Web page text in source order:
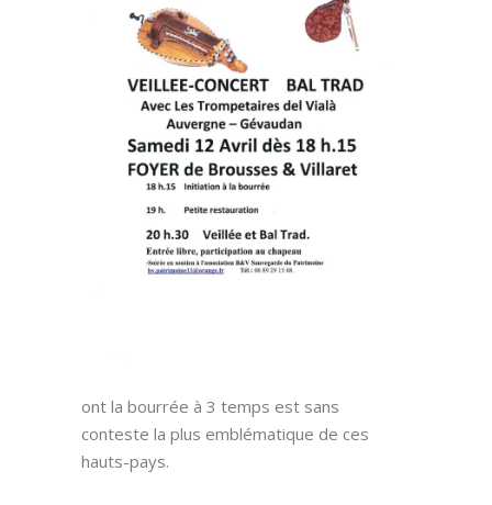
ont la bourrée à 3 temps est sans
conteste la plus emblématique de ces
hauts-pays.